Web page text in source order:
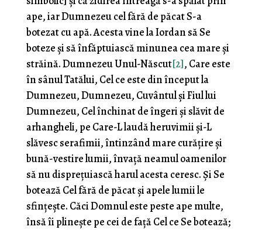
ape, iar Dumnezeu cel fără de păcat S-a
botezat cu apă. Acesta vine la Iordan să Se
boteze şi să înfăptuiască minunea cea mare şi
străină. Dumnezeu Unul-Născut[2], Care este
în sânul Tatălui, Cel ce este din început la
Dumnezeu, Dumnezeu, Cuvântul şi Fiul lui
Dumnezeu, Cel închinat de îngeri şi slăvit de
arhangheli, pe Care-L laudă heruvimii şi-L
slăvesc serafimii, întinzând mare curăţire şi
bună-vestire lumii, învaţă neamul oamenilor
să nu dispreţuiască harul acesta ceresc. Şi Se
botează Cel fără de păcat şi apele lumii le
sfinţeşte. Căci Domnul este peste ape multe,
însă îi plineşte pe cei de faţă Cel ce Se botează;